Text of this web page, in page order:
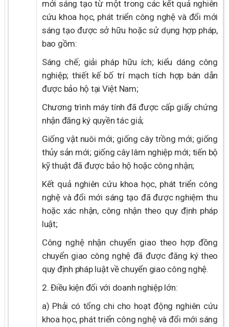
mới sáng tạo từ một trong các kết quả nghiên
cứu khoa học, phát triển công nghệ và đổi mới
sáng tạo được sở hữu hoặc sử dụng hợp pháp,
bao gồm:
Sáng chế; giải pháp hữu ích; kiểu dáng công
nghiệp; thiết kế bố trí mạch tích hợp bán dẫn
được bảo hộ tại Việt Nam;
Chương trình máy tính đã được cấp giấy chứng
nhận đăng ký quyền tác giả;
Giống vật nuôi mới; giống cây trồng mới; giống
thủy sản mới; giống cây lâm nghiệp mới; tiến bộ
kỹ thuật đã được bảo hộ hoặc công nhận;
Kết quả nghiên cứu khoa học, phát triển công
nghệ và đổi mới sáng tạo đã được nghiệm thu
hoặc xác nhận, công nhận theo quy định pháp
luật;
Công nghệ nhận chuyển giao theo hợp đồng
chuyển giao công nghệ đã được đăng ký theo
quy định pháp luật về chuyển giao công nghệ.
2. Điều kiện đối với doanh nghiệp lớn:
a) Phải có tổng chi cho hoạt động nghiên cứu
khoa học, phát triển công nghệ và đổi mới sáng